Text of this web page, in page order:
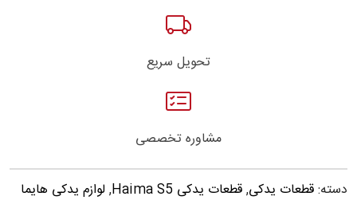
تحویل سریع
مشاوره تخصصی
دسته:قطعات یدکی,قطعات یدکی Haima S5 ,لوازم یدکی هایما